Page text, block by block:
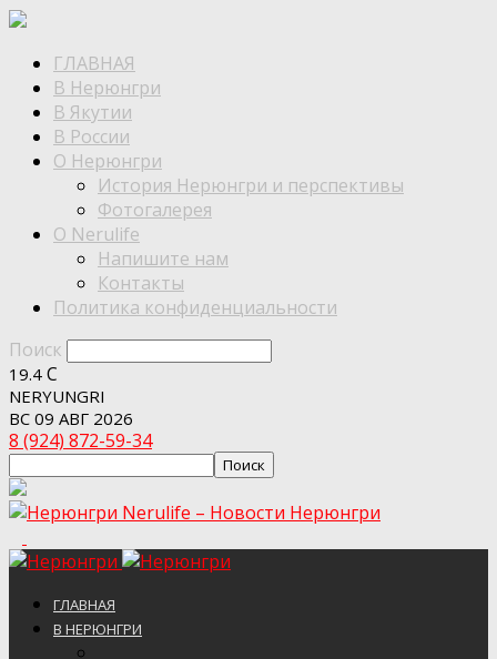
ГЛАВНАЯ
В Нерюнгри
В Якутии
В России
О Нерюнгри
История Нерюнгри и перспективы
Фотогалерея
О Nerulife
Напишите нам
Контакты
Политика конфиденциальности
Поиск
19.4 C
NERYUNGRI
ВС 09 АВГ 2026
8 (924) 872-59-34
Nerulife – Новости Нерюнгри
ГЛАВНАЯ
В НЕРЮНГРИ